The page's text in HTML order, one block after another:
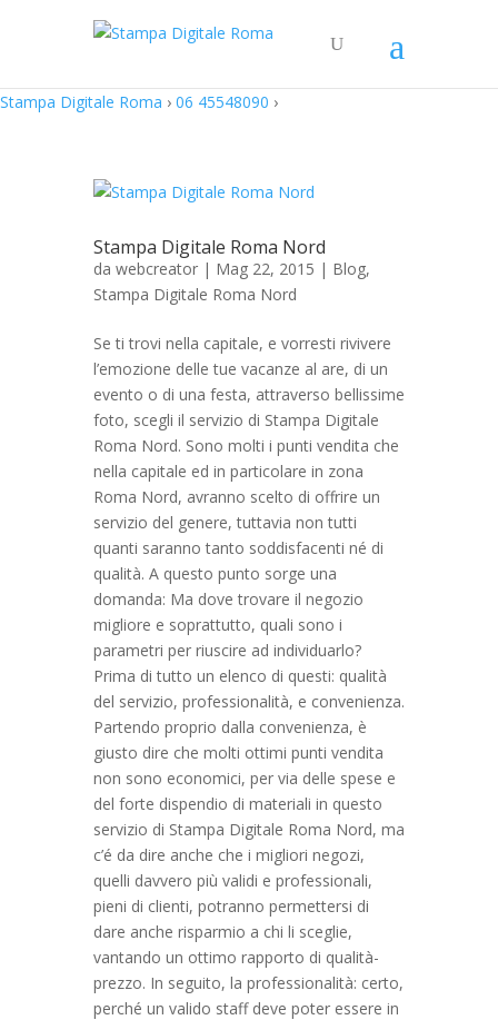
Stampa Digitale Roma › 06 45548090 ›
Stampa Digitale Roma Nord
da webcreator | Mag 22, 2015 | Blog,
Stampa Digitale Roma Nord
Se ti trovi nella capitale, e vorresti rivivere
l’emozione delle tue vacanze al are, di un
evento o di una festa, attraverso bellissime
foto, scegli il servizio di Stampa Digitale
Roma Nord. Sono molti i punti vendita che
nella capitale ed in particolare in zona
Roma Nord, avranno scelto di offrire un
servizio del genere, tuttavia non tutti
quanti saranno tanto soddisfacenti né di
qualità. A questo punto sorge una
domanda: Ma dove trovare il negozio
migliore e soprattutto, quali sono i
parametri per riuscire ad individuarlo?
Prima di tutto un elenco di questi: qualità
del servizio, professionalità, e convenienza.
Partendo proprio dalla convenienza, è
giusto dire che molti ottimi punti vendita
non sono economici, per via delle spese e
del forte dispendio di materiali in questo
servizio di Stampa Digitale Roma Nord, ma
c’é da dire anche che i migliori negozi,
quelli davvero più validi e professionali,
pieni di clienti, potranno permettersi di
dare anche risparmio a chi li sceglie,
vantando un ottimo rapporto di qualità-
prezzo. In seguito, la professionalità: certo,
perché un valido staff deve poter essere in